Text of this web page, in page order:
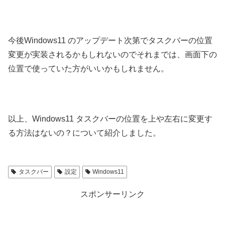
今後Windows11 のアップデート次第でタスクバーの位置
変更が実装されるかもしれないのでそれまでは、画面下の
位置で使っていた方がいいかもしれません。
以上、Windows11 タスクバーの位置を上や左右に変更す
る方法はないの？について紹介しました。
タスクバー 設定 Windows11
スポンサーリンク